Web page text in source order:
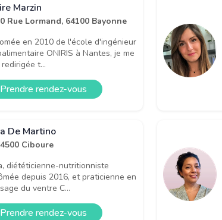
Marzin
Rue Lormand, 64100 Bayonne
en 2010 de l'école d'ingénieur
ONIRIS à Nantes, je me
t...
Prendre rendez-vous
De Martino
Ciboure
diététicienne-nutritionniste
depuis 2016, et praticienne en
du ventre C...
Prendre rendez-vous